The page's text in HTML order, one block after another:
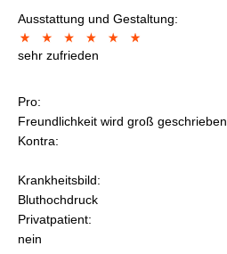
Ausstattung und Gestaltung:
sehr zufrieden
Pro:
Freundlichkeit wird groß geschrieben
Kontra:
Krankheitsbild:
Bluthochdruck
Privatpatient:
nein